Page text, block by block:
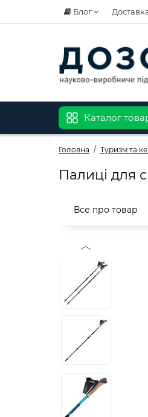
Блог
Каталог
Головна Туризм та
Палиці для
Все про товар